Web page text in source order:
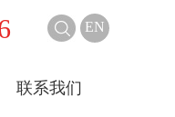
EN
联系我们